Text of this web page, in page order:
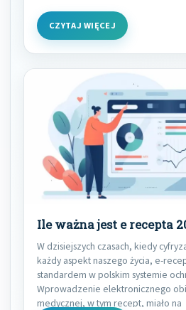
CZYTAJ WIĘCEJ
Ile ważna jest e recepta
W dzisiejszych czasach, kiedy
każdy aspekt naszego życia, e-
standardem w polskim systemie
Wprowadzenie elektronicznego
medycznej, w tym recept, miało na